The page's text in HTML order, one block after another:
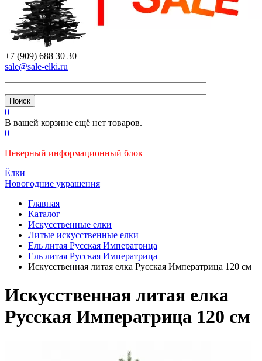
+7 (909) 688 30 30
sale@sale-elki.ru
0
В вашей корзине ещё нет товаров.
0
Неверный информационный блок
Ёлки
Новогодние украшения
Главная
Каталог
Искусственные елки
Литые искусственные елки
Ель литая Русская Императрица
Ель литая Русская Императрица
Искусственная литая елка Русская Императрица 120 см
Искусственная литая елка
Русская Императрица 120 см